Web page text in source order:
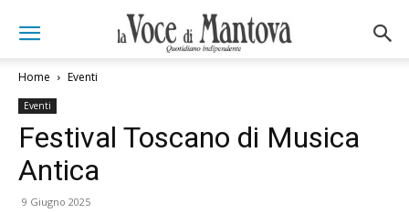
Home Eventi
Eventi
Festival Toscano di Musica
Antica
9 Giugno 2025